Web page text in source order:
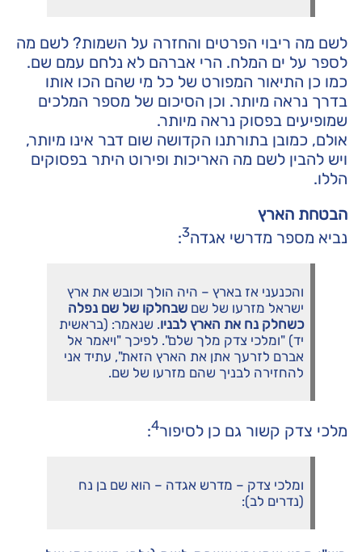
לשם מה ריבוי הפרטים והחזרה על השמות? לשם מה
לספר על ים המלח. הרי אברהם לא נלחם עמם שם.
כמו כן התיאור המפורט של כל מי שהם הכו אותו
בדרך נראה מיותר. וכן הסיכום של מספר המלכים
שמופיעים בפסוק נראה מיותר.
אולם, כמובן בתורתנו הקדושה שום דבר אינו מיותר,
ויש להבין לשם מה האריכות ופירוט היתר בפסוקים
הללו.
הבטחת הארץ
נביא מספר מדרשי אגדה3
:
והכנעני אז בארץ – היה הולך וכובש את ארץ
ישראל מזרעו של שם שבחלקו של שם נפלה
כשחלק נח את הארץ לבניו. שנאמר: (בראשית
יד) "ומלכי צדק מלך שלם". לפיכך "ויאמר אל
אברם לזרעך אתן את הארץ הזאת", עתיד אני
להחזירה לבניך שהם מזרעו של שם.
מלכי צדק קשור גם כן לסיפור4
:
ומלכי צדק – מדרש אגדה – הוא שם בן נח
(נדרים לב):